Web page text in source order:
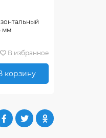
мм
В избранное
корзину